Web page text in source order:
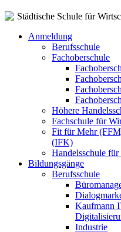
Städtische Schule für
Anmeldung
Berufsschule
Fachoberschule
Höhere
Fachschule für
Fit für Mehr
(IFK)
Handelsschule
Bildungsgänge
Berufsschule
Kaufmann
Industrie